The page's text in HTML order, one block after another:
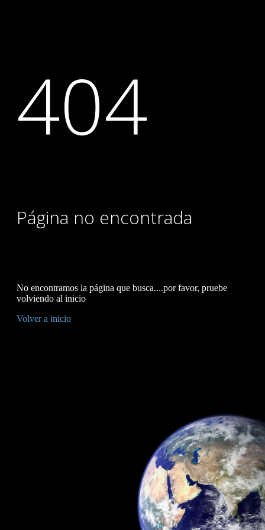
404
Página no encontrada
No encontramos la página que busca....por favor, pruebe
volviendo al inicio
Volver a inicio